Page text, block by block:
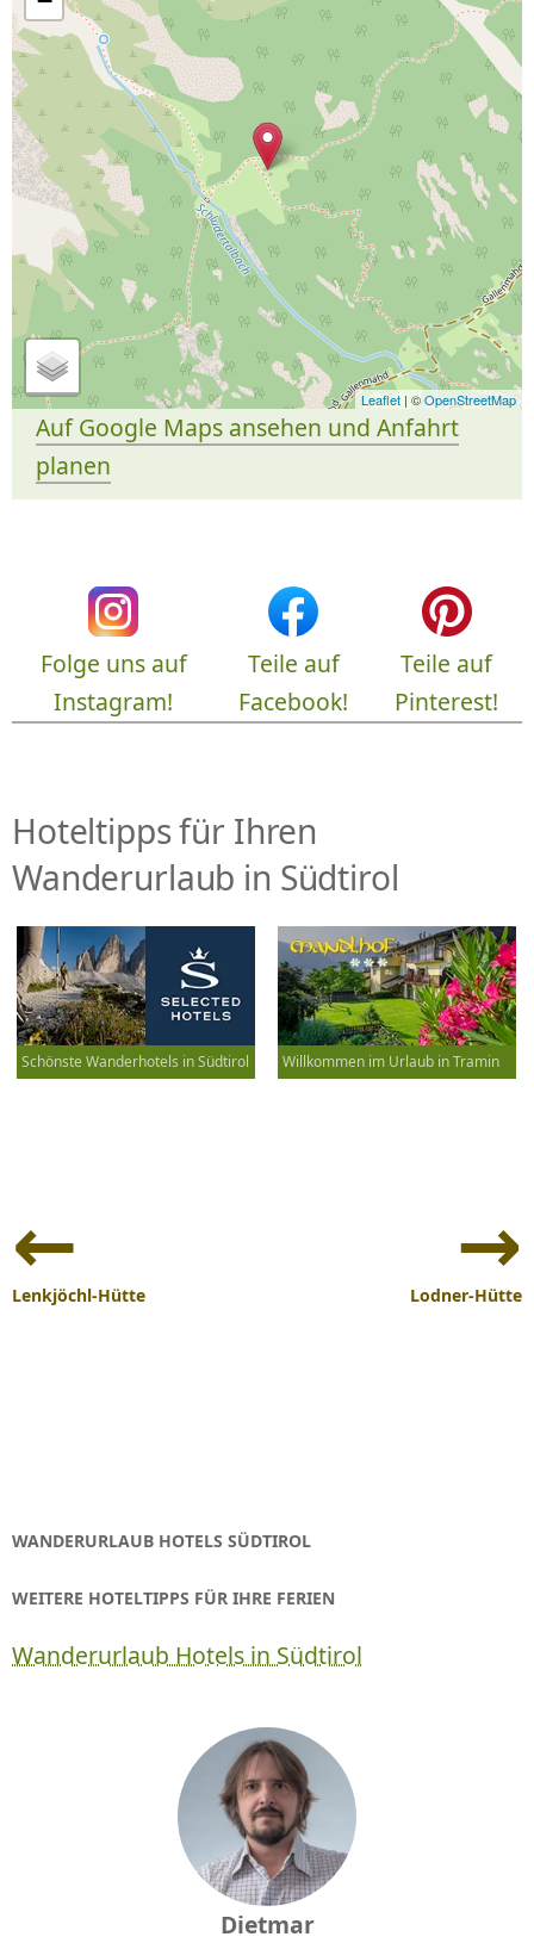
Leaflet | ©OpenStreetMap
Auf Google Maps ansehen und Anfahrt
planen
Folge uns auf
Instagram!
Teile auf
Facebook!
Teile auf
Pinterest!
Hoteltipps für Ihren
Wanderurlaub in Südtirol
Schönste Wanderhotels in Südtirol Willkommen im Urlaub in Tramin
Navigation
Lenkjöchl-Hütte Lodner-Hütte
WANDERURLAUB HOTELS SÜDTIROL
WEITERE HOTELTIPPS FÜR IHRE FERIEN
Wanderurlaub Hotels in Südtirol
Dietmar